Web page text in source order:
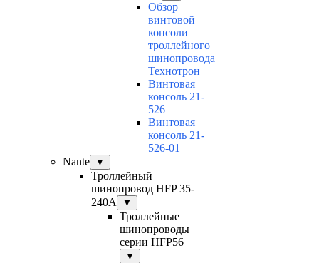
Обзор
винтовой
консоли
троллейного
шинопровода
Технотрон
Винтовая
консоль 21-
526
Винтовая
консоль 21-
526-01
Nante
▼
Троллейный
шинопровод HFP 35-
240А
▼
Троллейные
шинопроводы
серии HFP56
▼